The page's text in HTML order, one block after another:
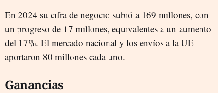
En 2024 su cifra de negocio subió a 169 millones, con
un progreso de 17 millones, equivalentes a un aumento
del 17%. El mercado nacional y los envíos a la UE
aportaron 80 millones cada uno.
Ganancias